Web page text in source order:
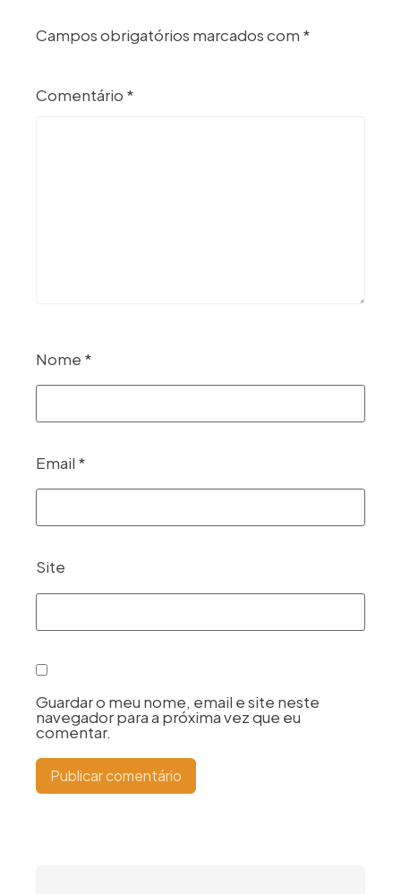
Campos obrigatórios marcados com *
Comentário *
Nome *
Email *
Site
Guardar o meu nome, email e site neste
navegador para a próxima vez que eu
comentar.